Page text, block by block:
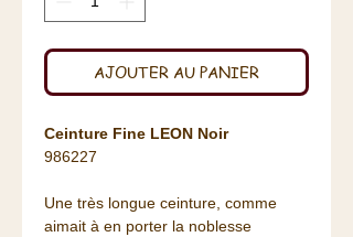
AJOUTER AU PANIER
Ceinture Fine LEON Noir
986227
Une très longue ceinture, comme
aimait à en porter la noblesse